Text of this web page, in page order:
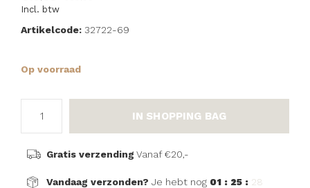
Incl. btw
Artikelcode: 32722-69
Op voorraad
IN SHOPPING BAG
Gratis verzending Vanaf €20,-
Vandaag verzonden? Je hebt nog 01 : 25 : 28